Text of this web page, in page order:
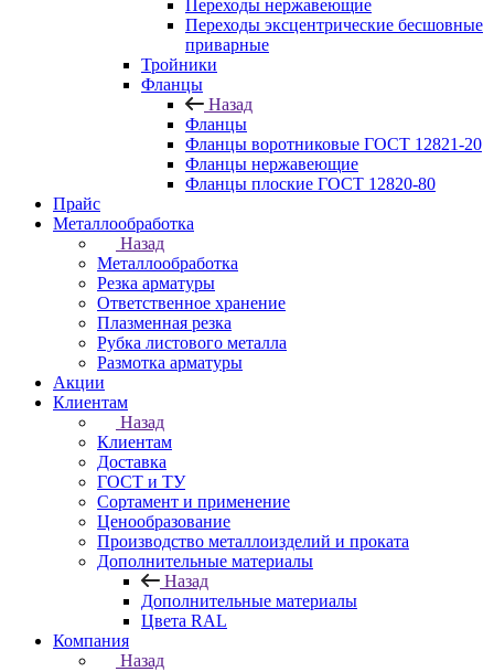
Переходы нержавеющие
Переходы эксцентрические бесшовные
приварные
Тройники
Фланцы
Назад
Фланцы
Фланцы воротниковые ГОСТ 12821-20
Фланцы нержавеющие
Фланцы плоские ГОСТ 12820-80
Прайс
Металлообработка
Назад
Металлообработка
Резка арматуры
Ответственное хранение
Плазменная резка
Рубка листового металла
Размотка арматуры
Акции
Клиентам
Назад
Клиентам
Доставка
ГОСТ и ТУ
Сортамент и применение
Ценообразование
Производство металлоизделий и проката
Дополнительные материалы
Назад
Дополнительные материалы
Цвета RAL
Компания
Назад